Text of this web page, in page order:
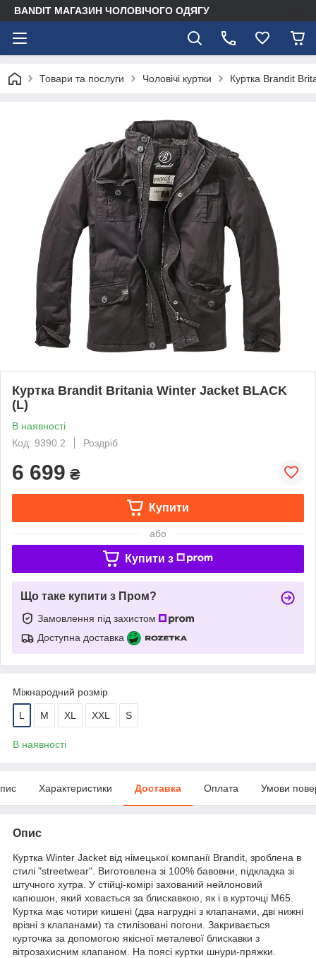
BANDIT МАГАЗИН ЧОЛОВІЧОГО ОДЯГУ
Товари та послуги Чоловічі куртки Куртка Brandit
Куртка Brandit Britania Winter Jacket BLACK
(L)
В наявності
Код: 9390.2
Роздріб
6 699 ₴
Купити
або
Купити з
Що таке купити з Пром?
Замовлення під захистом
Доступна доставка
Міжнародний розмір
L M XL XXL S
В наявності
Характеристики Доставка Оплата Умови
Опис
Куртка Winter Jacket від німецької компанії Brandit, зроблена в
стилі "streetwear". Виготовлена зі 100% бавовни, підкладка зі
штучного хутра. У стійці-комірі захований нейлоновий
капюшон, який ховається за блискавкою, як і в курточці М65.
Куртка має чотири кишені (два нагрудні з клапанами, дві нижні
врізні з клапанами) та стилізовані погони. Закривається
курточка за допомогою якісної металевої блискавки з
вітрозахисним клапаном. На поясі куртки шнури-пряжки.